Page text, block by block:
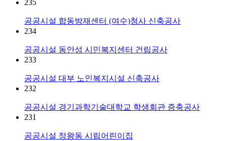
235
공공시설 합동방재센터 (여수)청사 신축공사
234
공공시설 동안성 시민복지센터 건립공사
233
공공시설 대부 노인복지시설 신축공사
232
공공시설 경기과학기술대학교 학생회관 증축공사
231
공공시설 정왕동 시립어린이집